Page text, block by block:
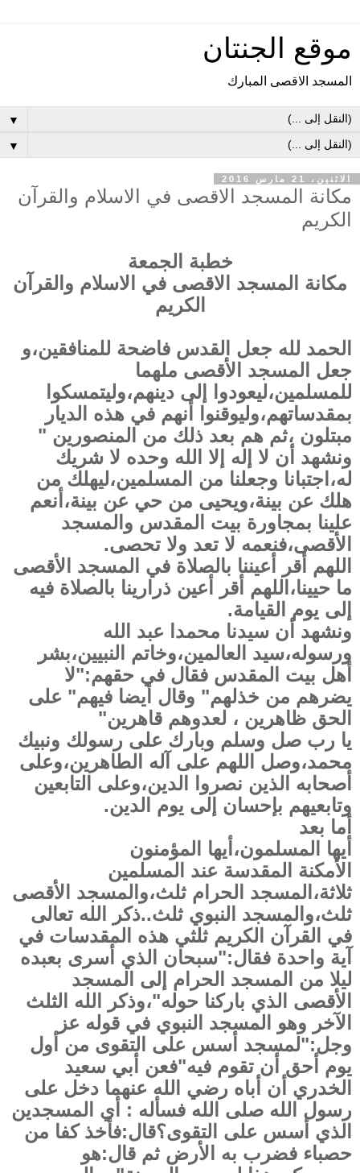
موقع الجنتان
المسجد الاقصى المبارك
▼
▼
الاثنين، 21 مارس 2016
مكانة المسجد الاقصى في الاسلام والقرآن
الكريم
خطبة الجمعة
مكانة المسجد الاقصى في الاسلام والقرآن
الكريم
الحمد لله جعل القدس فاضحة للمنافقين،و
جعل المسجد الأقصى ملهما
للمسلمين،ليعودوا إلى دينهم،وليتمسكوا
بمقدساتهم،وليوقنوا أنهم في هذه الديار
مبتلون ،ثم هم بعد ذلك من المنصورين "
ونشهد أن لا إله إلا الله وحده لا شريك
له،اجتبانا وجعلنا من المسلمين،ليهلك من
هلك عن بينة،ويحيى من حي عن بينة،أنعم
علينا بمجاورة بيت المقدس والمسجد
الأقصى،فنعمه لا تعد ولا تحصى.
اللهم أقر أعيننا بالصلاة في المسجد الأقصى
ما حيينا،اللهم أقر أعين ذرارينا بالصلاة فيه
إلى يوم القيامة.
ونشهد أن سيدنا محمدا عبد الله
ورسوله،سيد العالمين،وخاتم النبيين،بشر
أهل بيت المقدس فقال في حقهم:"لا
يضرهم من خذلهم" وقال أيضا فيهم" على
الحق ظاهرين ، لعدوهم قاهرين"
يا رب صل وسلم وبارك على رسولك ونبيك
محمد،وصل اللهم على آله الطاهرين،وعلى
أصحابه الذين نصروا الدين،وعلى التابعين
وتابعيهم بإحسان إلى يوم الدين.
أما بعد
أيها المسلمون،أيها المؤمنون
الأمكنة المقدسة عند المسلمين
ثلاثة،المسجد الحرام ثلث،والمسجد الأقصى
ثلث،والمسجد النبوي ثلث..ذكر الله تعالى
في القرآن الكريم ثلثي هذه المقدسات في
آية واحدة فقال:"سبحان الذي أسرى بعبده
ليلا من المسجد الحرام إلى المسجد
الأقصى الذي باركنا حوله"،وذكر الله الثلث
الآخر وهو المسجد النبوي في قوله عز
وجل:"لمسجد أسس على التقوى من أول
يوم أحق أن تقوم فيه"فعن أبي سعيد
الخدري أن أباه رضي الله عنهما دخل على
رسول الله صلى الله فسأله : أي المسجدين
الذي أسس على التقوى؟قال:فأخذ كفا من
حصباء فضرب به الأرض ثم قال:هو